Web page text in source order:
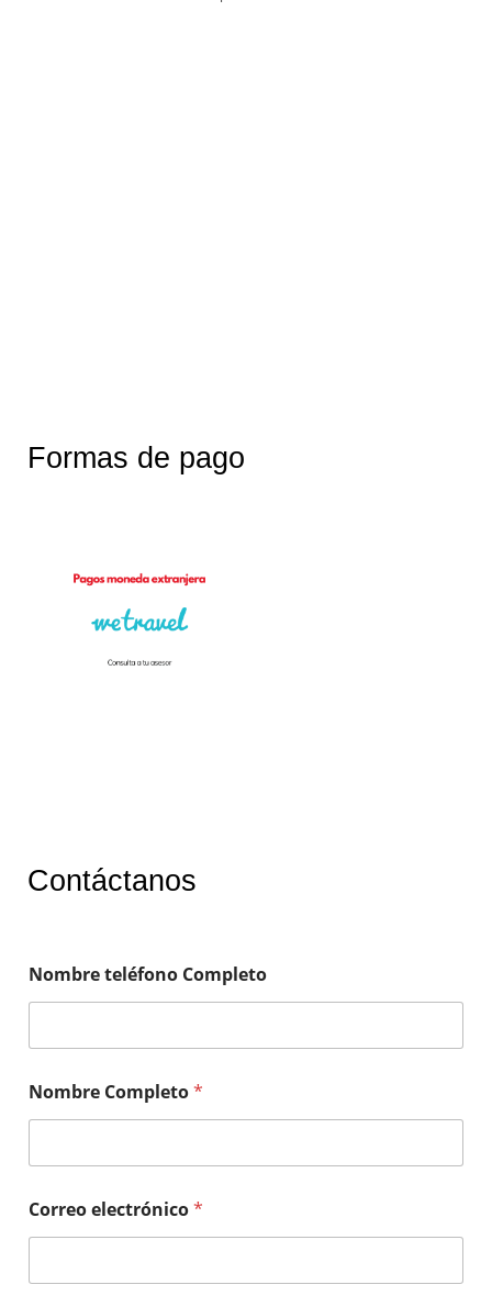
Formas de pago
Contáctanos
Nombre teléfono Completo
Nombre Completo*
Correo electrónico*